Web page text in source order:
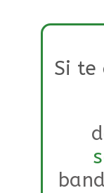
Si te